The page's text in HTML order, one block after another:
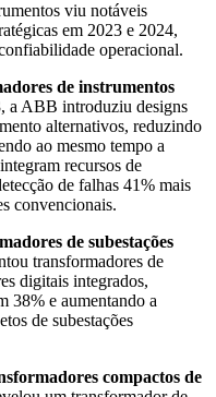
viu notáveis
em 2023 e 2024,
operacional.
de instrumentos
a ABB introduziu designs
alternativos, reduzindo
ao mesmo tempo a
recursos de
de falhas 41% mais
convencionais.
de subestações
transformadores de
digitais integrados,
38% e aumentando a
de subestações
compactos de